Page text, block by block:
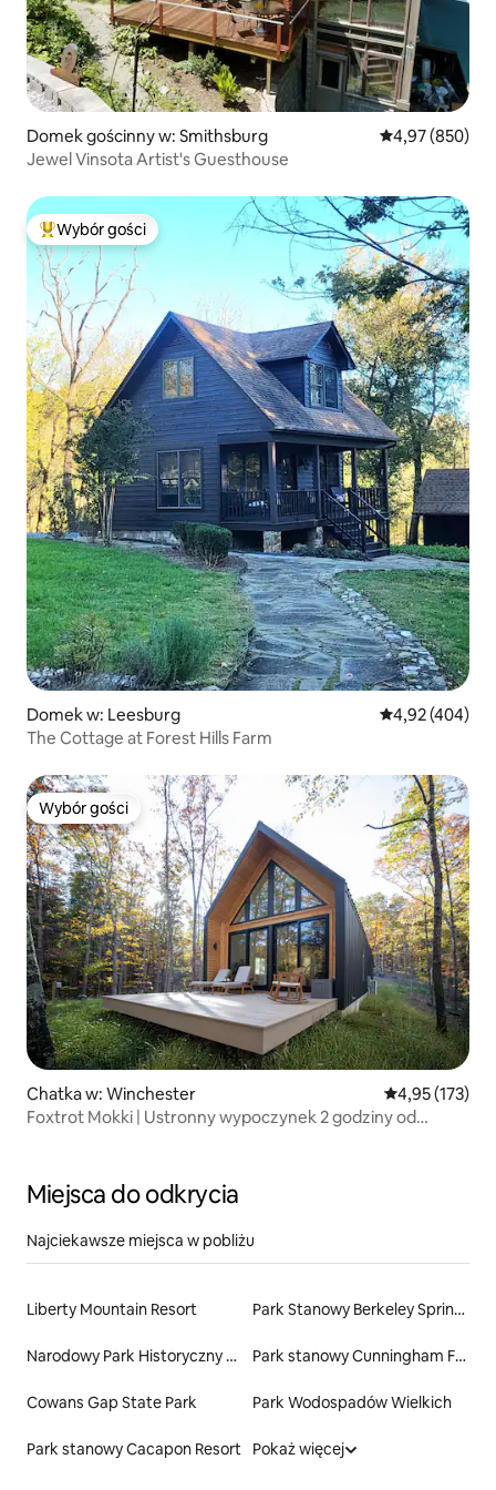
Domek gościnny w: Smithsburg Średnia
4,97 (850)
Jewel Vinsota Artist's Guesthouse
Najpopularniejsze z kategorii Wybór gości
Wybór gości
Domek w: Leesburg Średnia
4,92 (404)
The Cottage at Forest Hills Farm
Wybór gości
Wybór gości
Chatka w: Winchester Średnia
4,95 (173)
Foxtrot Mokki | Ustronny wypoczynek 2 godziny od
Miejsca do odkrycia
Najciekawsze miejsca w pobliżu
Liberty Mountain Resort Park Stanowy Berkeley Springs
Narodowy Park Historyczny Harpers Ferry Park stanowy Cunningham Falls
Cowans Gap State Park Park Wodospadów Wielkich
Park stanowy Cacapon Resort Pokaż więcej